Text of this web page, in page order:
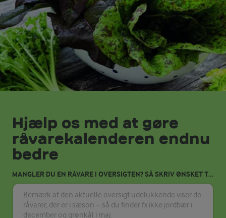
Hjælp os med at gøre
råvarekalenderen endnu
bedre
MANGLER DU EN RÅVARE I OVERSIGTEN? SÅ SKRIV ØNSKET TIL OS HER.